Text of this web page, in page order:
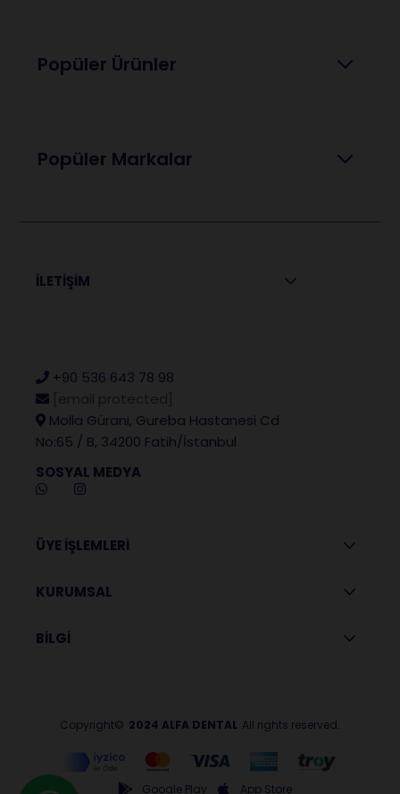
Popüler Ürünler
Popüler Markalar
İLETİŞİM
+90 536 643 78 98
Molla Gürani, Gureba Hastanesi Cd
No:65 / B, 34200 Fatih/İstanbul
SOSYAL MEDYA
ÜYE İŞLEMLERİ
KURUMSAL
BİLGİ
Copyright© 2024 ALFA DENTAL All rights reserved.
Google Play App Store